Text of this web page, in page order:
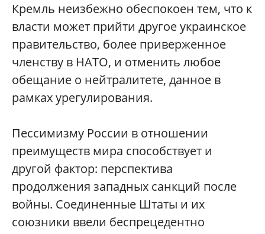
Кремль неизбежно обеспокоен тем, что к
власти может прийти другое украинское
правительство, более приверженное
членству в НАТО, и отменить любое
обещание о нейтралитете, данное в
рамках урегулирования.
Пессимизму России в отношении
преимуществ мира способствует и
другой фактор: перспектива
продолжения западных санкций после
войны. Соединенные Штаты и их
союзники ввели беспрецедентно